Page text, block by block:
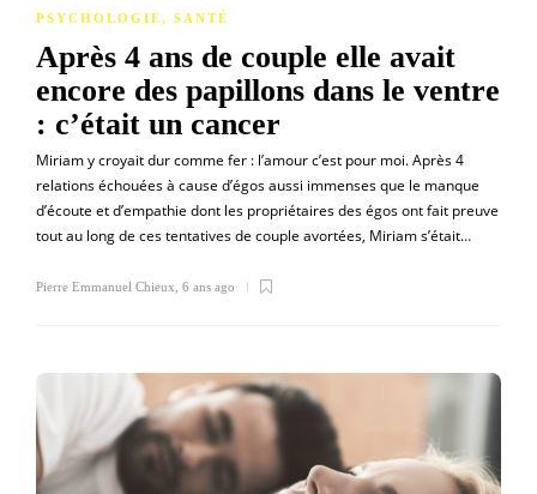
PSYCHOLOGIE, SANTÉ
Après 4 ans de couple elle avait
encore des papillons dans le ventre
: c’était un cancer
Miriam y croyait dur comme fer : l’amour c’est pour moi. Après 4
relations échouées à cause d’égos aussi immenses que le manque
d’écoute et d’empathie dont les propriétaires des égos ont fait preuve
tout au long de ces tentatives de couple avortées, Miriam s’était…
Pierre Emmanuel Chieux 6 ans ago